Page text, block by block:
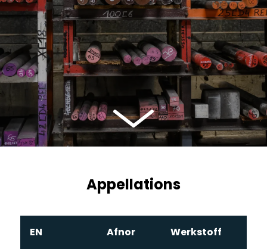
Appellations
EN Afnor Werkstoff